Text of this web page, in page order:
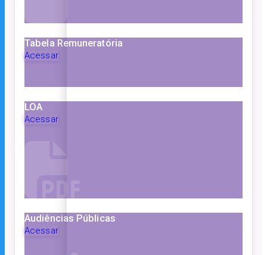
Tabela Remuneratória
Acessar
LOA
Acessar
Audiências Públicas
Acessar